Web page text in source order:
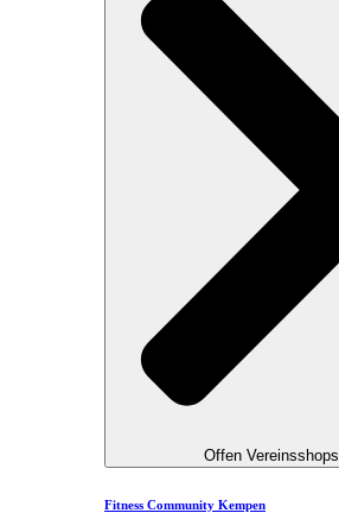
Offen Vereinsshops
Fitness Community Kempen